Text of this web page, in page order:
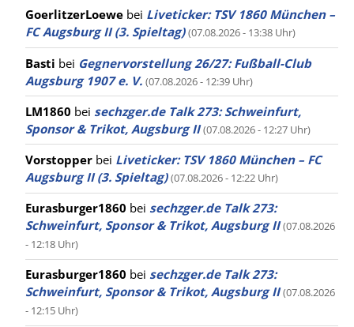
GoerlitzerLoewe bei Liveticker: TSV 1860 München –
FC Augsburg II (3. Spieltag) (07.08.2026 - 13:38 Uhr)
Basti bei Gegnervorstellung 26/27: Fußball-Club
Augsburg 1907 e. V. (07.08.2026 - 12:39 Uhr)
LM1860 bei sechzger.de Talk 273: Schweinfurt,
Sponsor & Trikot, Augsburg II (07.08.2026 - 12:27 Uhr)
Vorstopper bei Liveticker: TSV 1860 München – FC
Augsburg II (3. Spieltag) (07.08.2026 - 12:22 Uhr)
Eurasburger1860 bei sechzger.de Talk 273:
Schweinfurt, Sponsor & Trikot, Augsburg II (07.08.2026
- 12:18 Uhr)
Eurasburger1860 bei sechzger.de Talk 273:
Schweinfurt, Sponsor & Trikot, Augsburg II (07.08.2026
- 12:15 Uhr)